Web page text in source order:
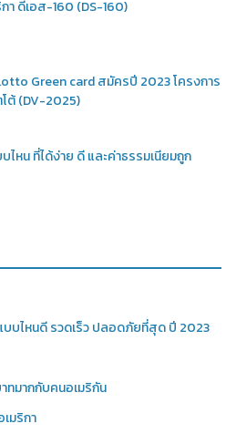
า ดีเอส-160 (DS-160)
Green card สมัครปี 2023 โครงการ
ต้ (DV-2025)
ไหน ที่ได้ง่าย ดี และค่าธรรมเนียมถูก
บบไหนดี รวดเร็ว ปลอดภัยที่สุด ปี 2023
ทมากกับคนอเมริกัน
มริกา